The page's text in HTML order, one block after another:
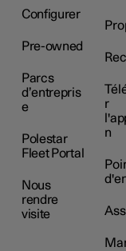
Configurer
Pre-owned
Parcs
d’entrepris
e
Polestar
Fleet Portal
Nous
rendre
visite
r
n